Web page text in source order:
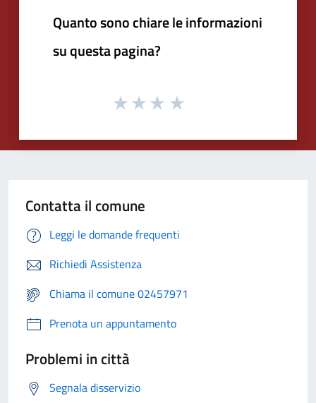
Quanto sono chiare le informazioni
su questa pagina?
Contatta il comune
Leggi le domande frequenti
Richiedi Assistenza
Chiama il comune 02457971
Prenota un appuntamento
Problemi in città
Segnala disservizio